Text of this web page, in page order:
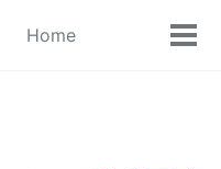
Home
Toggle